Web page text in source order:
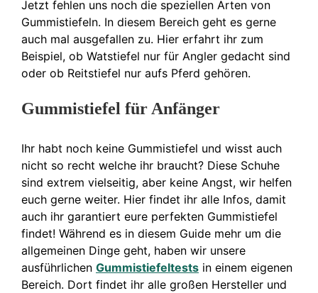
Jetzt fehlen uns noch die speziellen Arten von
Gummistiefeln. In diesem Bereich geht es gerne
auch mal ausgefallen zu. Hier erfahrt ihr zum
Beispiel, ob Watstiefel nur für Angler gedacht sind
oder ob Reitstiefel nur aufs Pferd gehören.
Gummistiefel für Anfänger
Ihr habt noch keine Gummistiefel und wisst auch
nicht so recht welche ihr braucht? Diese Schuhe
sind extrem vielseitig, aber keine Angst, wir helfen
euch gerne weiter. Hier findet ihr alle Infos, damit
auch ihr garantiert eure perfekten Gummistiefel
findet! Während es in diesem Guide mehr um die
allgemeinen Dinge geht, haben wir unsere
ausführlichen Gummistiefeltestsin einem eigenen
Bereich. Dort findet ihr alle großen Hersteller und